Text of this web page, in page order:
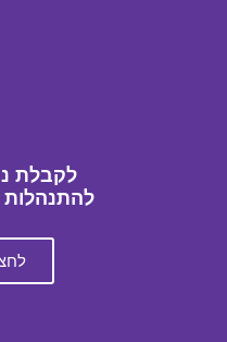
לקבלת
להתנהלות